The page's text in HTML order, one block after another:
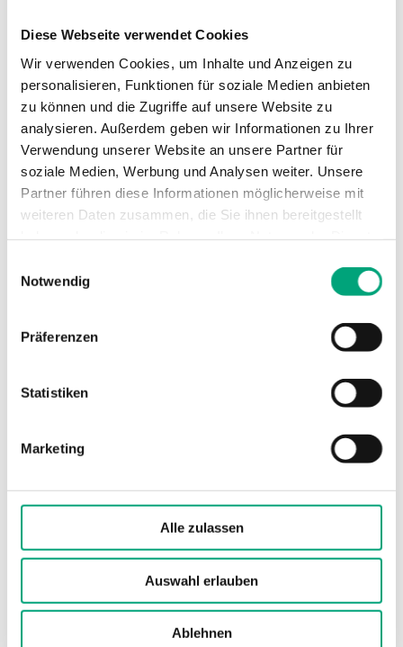
Diese Webseite verwendet Cookies
Wir verwenden Cookies, um Inhalte und Anzeigen zu
personalisieren, Funktionen für soziale Medien anbieten
zu können und die Zugriffe auf unsere Website zu
analysieren. Außerdem geben wir Informationen zu Ihrer
Verwendung unserer Website an unsere Partner für
soziale Medien, Werbung und Analysen weiter. Unsere
Partner führen diese Informationen möglicherweise mit
weiteren Daten zusammen, die Sie ihnen bereitgestellt
Notwendig
Präferenzen
Statistiken
Marketing
Alle zulassen
Auswahl erlauben
Ablehnen
Max.
300 kPa
Medientemperatur -5…150 °C
Stutzen DZR Messing CW511L
Verschlussdeckel DZR Messing CW511L
Regelventil, DN15-50, Kvs 0,63-40, Rotguss,
Lüftung
Anschlussarten
BSP-Außengewinde
gemäß according to ISO
228/1